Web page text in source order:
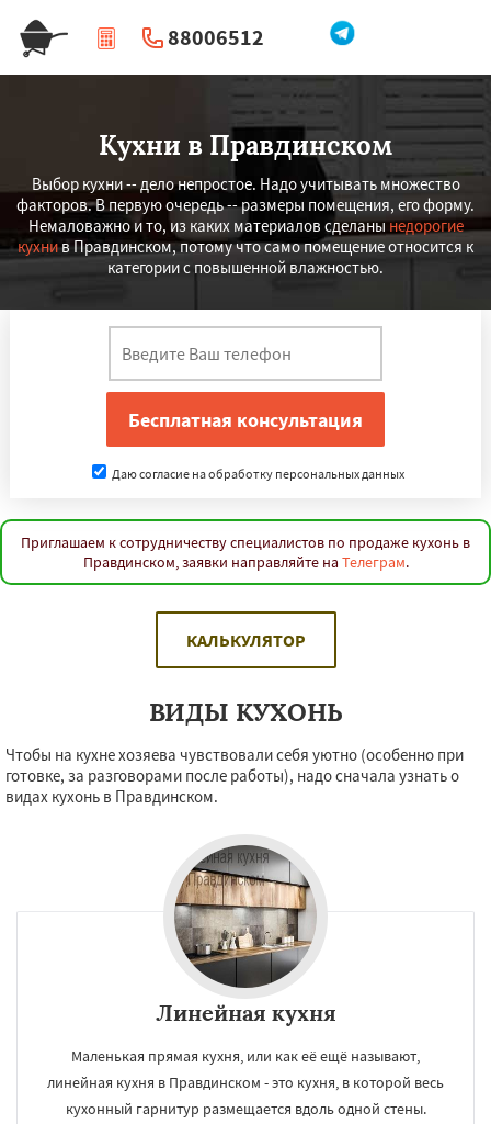
88006512
| Перезвоните мне
Кухни в Правдинском
Выбор кухни -- дело непростое. Надо учитывать множество
факторов. В первую очередь -- размеры помещения, его форму.
Немаловажно и то, из каких материалов сделанынедорогие
кухнив Правдинском, потому что само помещение относится к
категории с повышенной влажностью.
Даю согласие на обработку персональных данных
Приглашаем к сотрудничеству специалистов по продаже кухонь в
Правдинском, заявки направляйте на Телеграм.
КАЛЬКУЛЯТОР
ВИДЫ КУХОНЬ
Чтобы на кухне хозяева чувствовали себя уютно (особенно при
готовке, за разговорами после работы), надо сначала узнать о
видах кухонь в Правдинском.
Линейная кухня
Маленькая прямая кухня, или как её ещё называют,
линейная кухня в Правдинском - это кухня, в которой весь
кухонный гарнитур размещается вдоль одной стены.